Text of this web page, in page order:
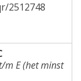
2512748
m E (het minst